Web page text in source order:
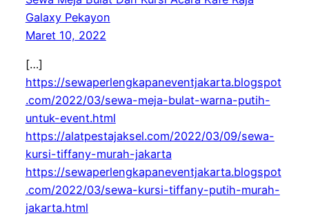
Galaxy Pekayon
Maret 10, 2022
[…]
https://sewaperlengkapaneventjakarta.blogspot
.com/2022/03/sewa-meja-bulat-warna-putih-
untuk-event.html
https://alatpestajaksel.com/2022/03/09/sewa-
kursi-tiffany-murah-jakarta
https://sewaperlengkapaneventjakarta.blogspot
.com/2022/03/sewa-kursi-tiffany-putih-murah-
jakarta.html